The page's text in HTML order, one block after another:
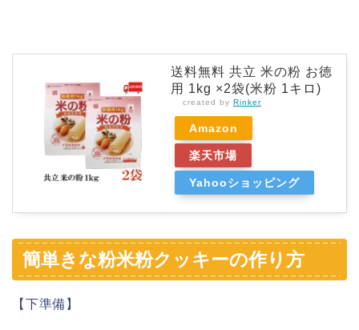
送料無料 共立 米の粉 お徳
用 1kg ×2袋(米粉 1キロ)
created by Rinker
Amazon
楽天市場
Yahooショッピング
簡単きな粉米粉クッキーの作り方
【下準備】